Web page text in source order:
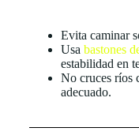
Evita caminar
Usa bastones
estabilidad en
No cruces ríos
adecuado.